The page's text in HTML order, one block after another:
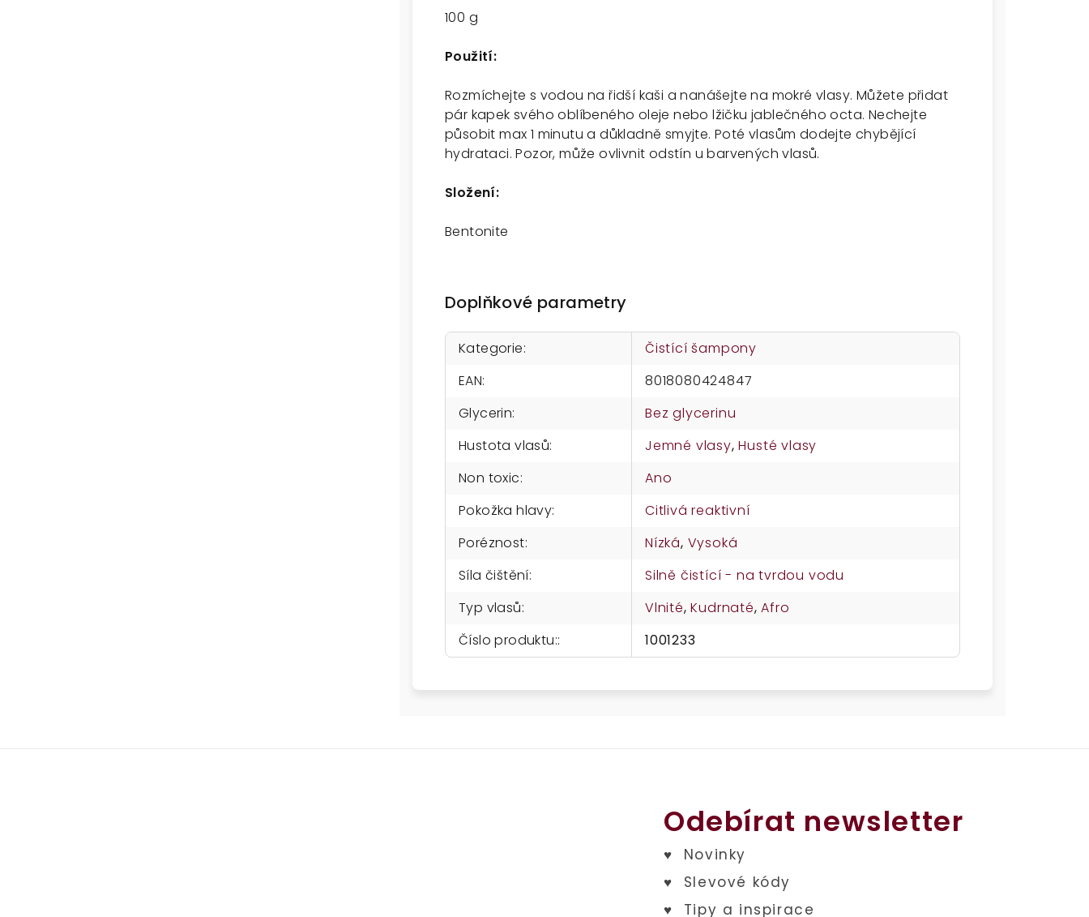
100 g
Použití:
Rozmíchejte s vodou na řidší kaši a nanášejte na mokré vlasy. Můžete přidat
pár kapek svého oblíbeného oleje nebo lžičku jablečného octa. Nechejte
působit max 1 minutu a důkladně smyjte. Poté vlasům dodejte chybějící
hydrataci. Pozor, může ovlivnit odstín u barvených vlasů.
Složení:
Bentonite
Doplňkové parametry
Kategorie:
Čistící šampony
EAN:
8018080424847
Glycerin:
Bez glycerinu
Hustota vlasů: Jemné vlasy,Husté vlasy
Non toxic:
Ano
Pokožka hlavy:
Citlivá reaktivní
Poréznost: Nízká, Vysoká
Síla čištění:
Silně čistící - na tvrdou vodu
Typ vlasů: Vlnité,Kudrnaté,Afro
Číslo produktu:: 1001233
Odebírat newsletter